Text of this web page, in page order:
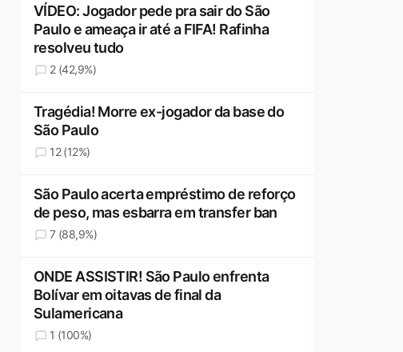
VÍDEO: Jogador pede pra sair do São
Paulo e ameaça ir até a FIFA! Rafinha
resolveu tudo
2 (42,9%)
Tragédia! Morre ex-jogador da base do
São Paulo
12 (12%)
São Paulo acerta empréstimo de reforço
de peso, mas esbarra em transfer ban
7 (88,9%)
ONDE ASSISTIR! São Paulo enfrenta
Bolívar em oitavas de final da
Sulamericana
1 (100%)